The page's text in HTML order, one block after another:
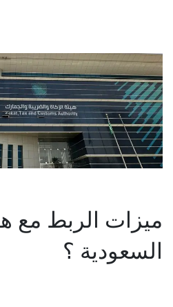
ميزات الربط مع
السعودية ؟